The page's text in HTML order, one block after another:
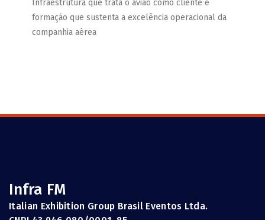
Infraestrutura que trata o avião como cliente e
formação que sustenta a excelência operacional da
companhia aérea
Infra FM
Italian Exhibition Group Brasil Eventos Ltda.